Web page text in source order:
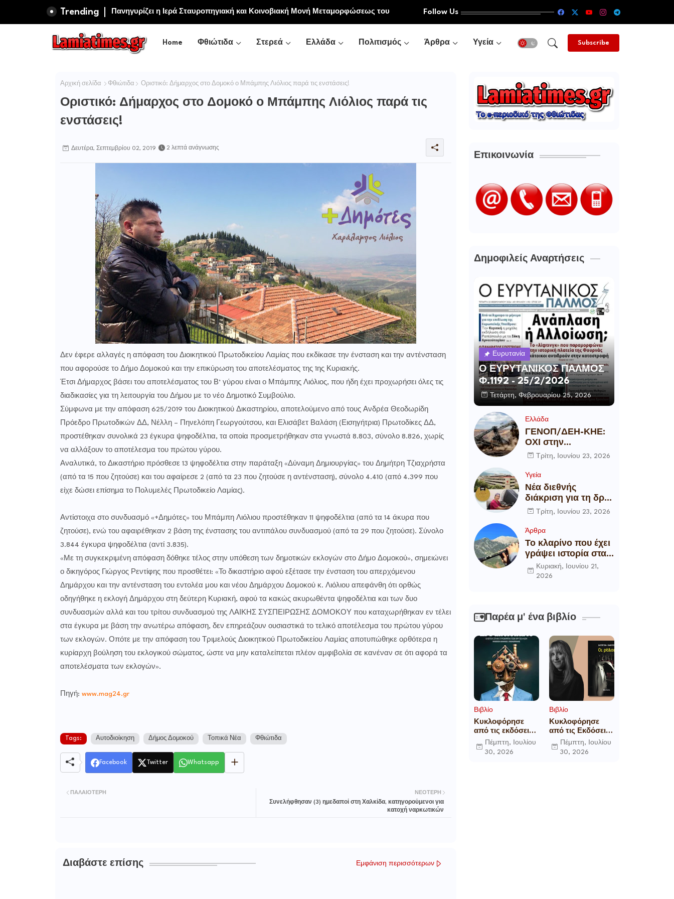
Trending Πανηγυρίζει η Ιερά Σταυροπηγιακή και Κοινοβιακή Μονή Μεταμορφώσεως του Follow Us
Home Φθιώτιδα Στερεά Ελλάδα Πολιτισμός Άρθρα Υγεία Subscribe
Αρχική σελίδα Φθιώτιδα Οριστικό: Δήμαρχος στο Δομοκό ο Μπάμπης Λιόλιος παρά τις ενστάσεις!
Οριστικό: Δήμαρχος στο Δομοκό ο Μπάμπης Λιόλιος παρά τις
ενστάσεις!
Δευτέρα, Σεπτεμβρίου 02, 2019 2 λεπτά ανάγνωσης
Δεν έφερε αλλαγές η απόφαση του Διοικητικού Πρωτοδικείου Λαμίας που εκδίκασε την ένσταση και την αντένσταση
που αφορούσε το Δήμο Δομοκού και την επικύρωση του αποτελέσματος της 1ης Κυριακής.
Έτσι Δήμαρχος βάσει του αποτελέσματος του Β’ γύρου είναι ο Μπάμπης Λιόλιος, που ήδη έχει προχωρήσει όλες τις
διαδικασίες για τη λειτουργία του Δήμου με το νέο Δημοτικό Συμβούλιο.
Σύμφωνα με την απόφαση 625/2019 του Διοικητικού Δικαστηρίου, αποτελούμενο από τους Ανδρέα Θεοδωρίδη
Πρόεδρο Πρωτοδικών ΔΔ, Νέλλη – Πηνελόπη Γεωργούτσου, και Ελισάβετ Βαλάση (Εισηγήτρια) Πρωτοδίκες ΔΔ,
προστέθηκαν συνολικά 23 έγκυρα ψηφοδέλτια, τα οποία προσμετρήθηκαν στα γνωστά 8.803, σύνολο 8.826, χωρίς
να αλλάξουν το αποτέλεσμα του πρώτου γύρου.
Αναλυτικά, το Δικαστήριο πρόσθεσε 13 ψηφοδέλτια στην παράταξη «Δύναμη Δημιουργίας» του Δημήτρη Τζιαχρήστα
(από τα 15 που ζητούσε) και του αφαίρεσε 2 (από τα 23 που ζητούσε η αντένσταση), σύνολο 4.410 (από 4.399 που
είχε δώσει επίσημα το Πολυμελές Πρωτοδικείο Λαμίας).
Αντίστοιχα στο συνδυασμό «+Δημότες» του Μπάμπη Λιόλιου προστέθηκαν 11 ψηφοδέλτια (από τα 14 άκυρα που
ζητούσε), ενώ του αφαιρέθηκαν 2 βάση της ένστασης του αντιπάλου συνδυασμού (από τα 29 που ζητούσε). Σύνολο
3.844 έγκυρα ψηφοδέλτια (αντί 3.835).
«Με τη συγκεκριμένη απόφαση δόθηκε τέλος στην υπόθεση των δημοτικών εκλογών στο Δήμο Δομοκού», σημειώνει
ο δικηγόρος Γιώργος Ρεντίφης που προσθέτει: «Το δικαστήριο αφού εξέτασε την ένσταση του απερχόμενου
Δημάρχου και την αντένσταση του εντολέα μου και νέου Δημάρχου Δομοκού κ. Λιόλιου απεφάνθη ότι ορθώς
οδηγήθηκε η εκλογή Δημάρχου στη δεύτερη Κυριακή, αφού τα κακώς ακυρωθέντα ψηφοδέλτια και των δυο
συνδυασμών αλλά και του τρίτου συνδυασμού της ΛΑΙΚΗΣ ΣΥΣΠΕΙΡΩΣΗΣ ΔΟΜΟΚΟΥ που καταχωρήθηκαν εν τέλει
στα έγκυρα με βάση την ανωτέρω απόφαση, δεν επηρεάζουν ουσιαστικά το τελικό αποτέλεσμα του πρώτου γύρου
των εκλογών. Οπότε με την απόφαση του Τριμελούς Διοικητικού Πρωτοδικείου Λαμίας αποτυπώθηκε ορθότερα η
κυρίαρχη βούληση του εκλογικού σώματος, ώστε να μην καταλείπεται πλέον αμφιβολία σε κανέναν σε ότι αφορά τα
αποτελέσματα των εκλογών».
Πηγή: www.mag24.gr
Tags: Αυτοδιοίκηση Δήμος Δομοκού Τοπικά Νέα Φθιώτιδα
Facebook Twitter Whatsapp
ΝΕΌΤΕΡΗ
Συνελήφθησαν (3) ημεδαποί στη Χαλκίδα, κατηγορούμενοι για
κατοχή ναρκωτικών
ΠΑΛΑΙΌΤΕΡΗ
Διαβάστε επίσης Εμφάνιση περισσότερων
Επικοινωνία
Δημοφιλείς Αναρτήσεις
Ευρυτανία
Ο ΕΥΡΥΤΑΝΙΚΟΣ ΠΑΛΜΟΣ
Φ.1192 - 25/2/2026
Τετάρτη, Φεβρουαρίου 25, 2026
Ελλάδα
ΓΕΝΟΠ/ΔΕΗ-ΚΗΕ:
ΟΧΙ στην
αποξήλωση των
υποδομών της
χώρας
Τρίτη, Ιουνίου 23, 2026
Υγεία
Νέα διεθνής
διάκριση για τη δρ
Θάλεια
Διευθύντρια
Xειρουργό του
Metropolitan
General
Τρίτη, Ιουνίου 23, 2026
Άρθρα
Το κλαρίνο που έχει
γράψει ιστορία στα
χωριά της Ρούμελης
Κυριακή, Ιουνίου 21,
2026
Παρέα μ' ένα βιβλίο
Βιβλίο
Κυκλοφόρησε
από τις εκδόσεις
Gema το
μυθιστόρημα του
Πέμπτη, Ιουλίου
30, 2026
Βιβλίο
Κυκλοφόρησε
από τις Εκδόσεις
Επίμετρο το
αστυνομικό
Πέμπτη, Ιουλίου
30, 2026